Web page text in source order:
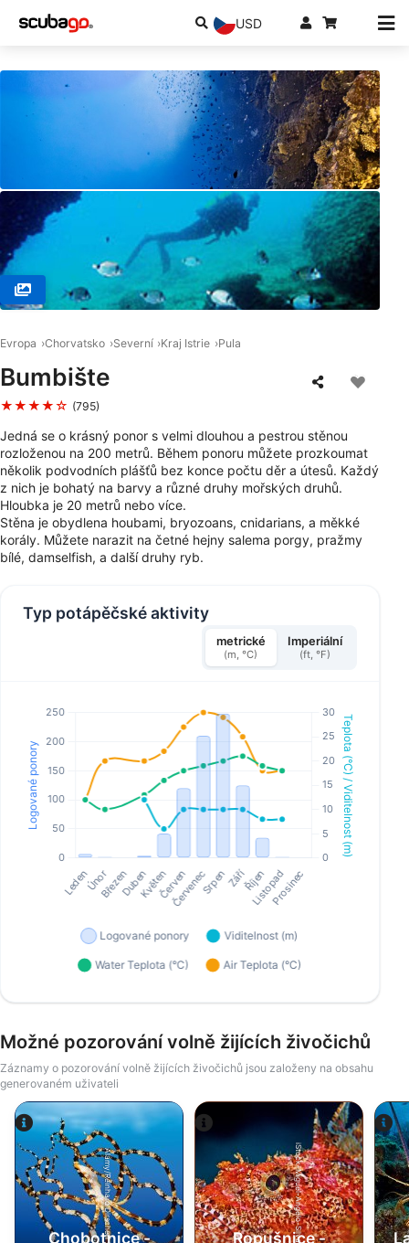
USD
Evropa Chorvatsko Severní Kraj Istrie Pula
Bumbište
★★★★☆ (795)
Jedná se o krásný ponor s velmi dlouhou a pestrou stěnou
rozloženou na 200 metrů. Během ponoru můžete prozkoumat
několik podvodních plášťů bez konce počtu děr a útesů. Každý
z nich je bohatý na barvy a různé druhy mořských druhů.
Hloubka je 20 metrů nebo více.
Stěna je obydlena houbami, bryozoans, cnidarians, a měkké
korály. Můžete narazit na četné hejny salema porgy, pražmy
bílé, damselfish, a další druhy ryb.
Typ potápěčské aktivity
metrické
(m, °C)
Imperiální
(ft, °F)
Možné pozorování volně žijících živočichů
Záznamy o pozorování volně žijících živočichů jsou založeny na obsahu
generovaném uživateli
Alamy/Reinhard Dirscherl
Chobotnice -
iStock-Miguel-Angelo-Silva.
Ropušnice -